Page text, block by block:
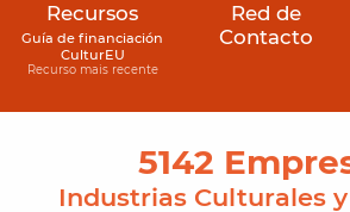
Recursos
Guía de financiación
CulturEU
Recurso mais recente
Red de
Contacto
5142
Industrias Culturales